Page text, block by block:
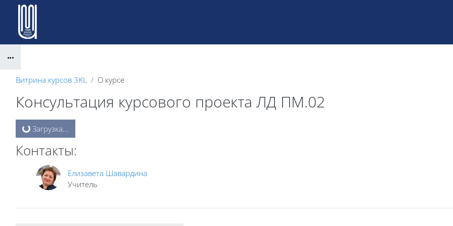
Перейти к основному содержанию
Блоки
Витрина курсов 3KL О курсе
Консультация курсового проекта ЛД ПМ.02
Блоки
Загрузка...
Контакты:
Елизавета Шавардина
Учитель